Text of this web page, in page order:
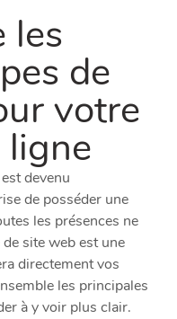
les
de
votre
ligne
devenu
de posséder une
les présences ne
site web est une
directement vos
les principales
à y voir plus clair.